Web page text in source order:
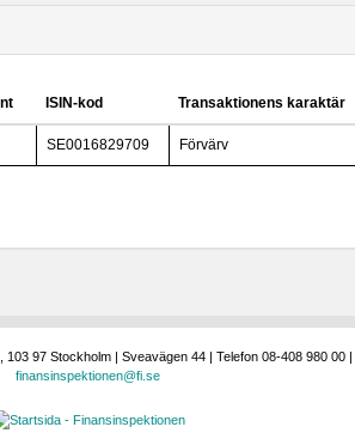
ISIN-kod Transaktionens karaktär
SE0016829709 Förvärv
97 Stockholm | Sveavägen 44 | Telefon 08-408 980 00 |
finansinspektionen@fi.se